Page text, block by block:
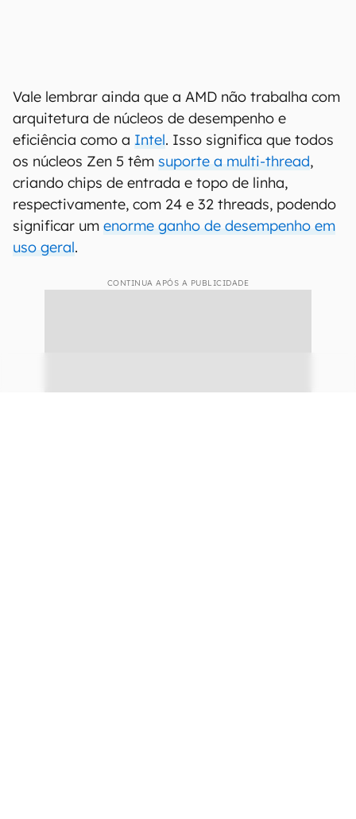
Vale lembrar ainda que a AMD não trabalha com
arquitetura de núcleos de desempenho e
eficiência como a Intel. Isso significa que todos
os núcleos Zen 5 têm suporte a multi-thread,
criando chips de entrada e topo de linha,
respectivamente, com 24 e 32 threads, podendo
significar um enorme ganho de desempenho em
uso geral.
CONTINUA APÓS A PUBLICIDADE